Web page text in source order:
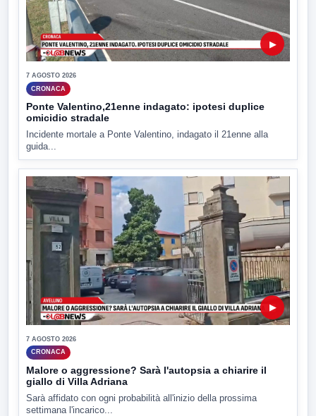
▶
7 AGOSTO 2026
CRONACA
Ponte Valentino,21enne indagato: ipotesi duplice
omicidio stradale
Incidente mortale a Ponte Valentino, indagato il 21enne alla
guida...
▶
7 AGOSTO 2026
CRONACA
Malore o aggressione? Sarà l'autopsia a chiarire il
giallo di Villa Adriana
Sarà affidato con ogni probabilità all'inizio della prossima
settimana l'incarico...